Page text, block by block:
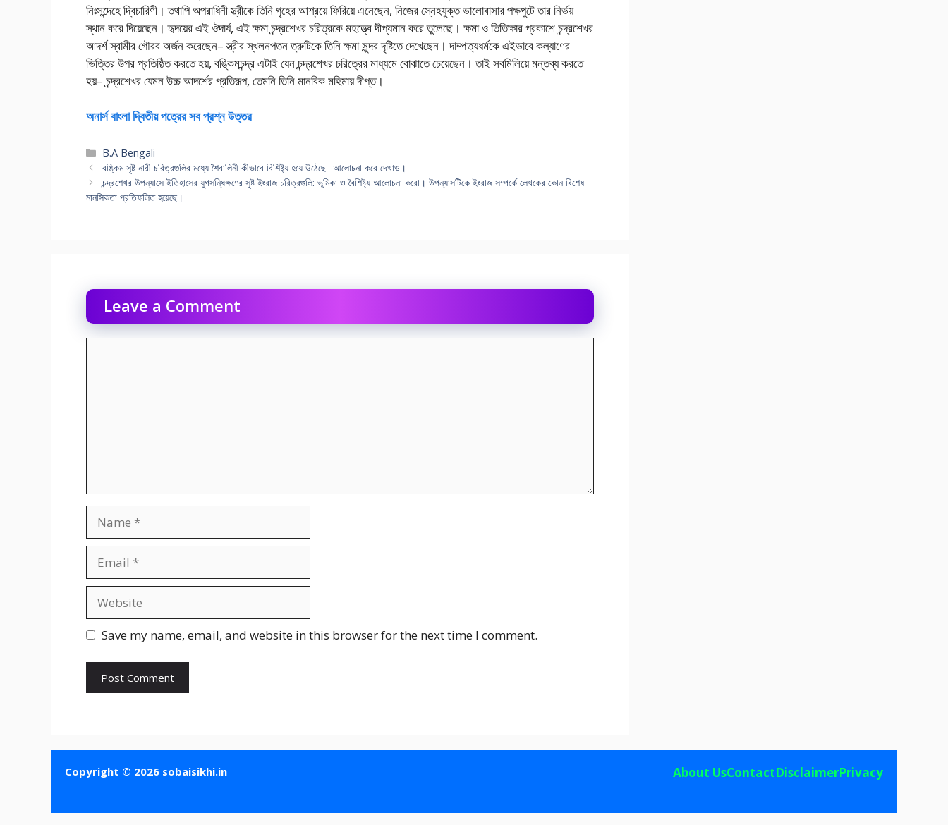
নিঃসন্দেহে দ্বিচারিণী। তথাপি অপরাধিনী স্ত্রীকে তিনি গৃহের আশ্রয়ে ফিরিয়ে এনেছেন, নিজের স্নেহযুক্ত ভালোবাসার পক্ষপুটে তার নির্ভয়
স্থান করে দিয়েছেন। হৃদয়ের এই ঔদার্য, এই ক্ষমা চন্দ্রশেখর চরিত্রকে মহত্ত্বে দীপ্যমান করে তুলেছে। ক্ষমা ও তিতিক্ষার প্রকাশে চন্দ্রশেখর
আদর্শ স্বামীর গৌরব অর্জন করেছেন– স্ত্রীর স্খলনপতন ত্রুটিকে তিনি ক্ষমা সুন্দর দৃষ্টিতে দেখেছেন। দাম্পত্যধর্মকে এইভাবে কল্যাণের
ভিত্তির উপর প্রতিষ্ঠিত করতে হয়, বঙ্কিমচন্দ্র এটাই যেন চন্দ্রশেখর চরিত্রের মাধ্যমে বোঝাতে চেয়েছেন। তাই সবমিলিয়ে মন্তব্য করতে
হয়– চন্দ্রশেখর যেমন উচ্চ আদর্শের প্রতিরূপ, তেমনি তিনি মানবিক মহিমায় দীপ্ত।
অনার্স বাংলা দ্বিতীয় পত্রের সব প্রশ্ন উত্তর
Categories
B.A Bengali
বঙ্কিম সৃষ্ট নারী চরিত্রগুলির মধ্যে শৈবালিনী কীভাবে বিশিষ্ট্য হয়ে উঠেছে- আলোচনা করে দেখাও।
চন্দ্রশেখর উপন্যাসে ইতিহাসের যুগসন্ধিক্ষণের সৃষ্ট ইংরাজ চরিত্রগুলি: ভূমিকা ও বৈশিষ্ট্য আলোচনা করো। উপন্যাসটিকে ইংরাজ সম্পর্কে লেখকের কোন বিশেষ
মানসিকতা প্রতিফলিত হয়েছে।
Leave a Comment
Save my name, email, and website in this browser for the next time I comment.
Copyright © 2026 sobaisikhi.in About UsContactDisclaimerPrivacy